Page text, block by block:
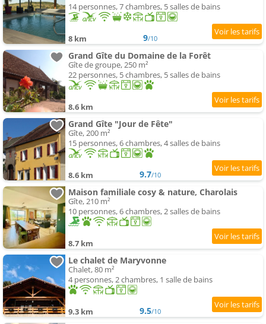
14 personnes, 7 chambres, 5 salles de bains
8 km 9/10
Grand Gîte du Domaine de la Forêt
Gîte de groupe, 250 m²
22 personnes, 5 chambres, 5 salles de bains
8.6 km
Grand Gîte "Jour de Fête"
Gîte, 200 m²
15 personnes, 6 chambres, 4 salles de bains
8.6 km 9.7/10
Maison familiale cosy & nature, Charolais
Gîte, 210 m²
10 personnes, 6 chambres, 2 salles de bains
8.7 km
Le chalet de Maryvonne
Chalet, 80 m²
4 personnes, 2 chambres, 1 salle de bains
9.3 km 9.5/10